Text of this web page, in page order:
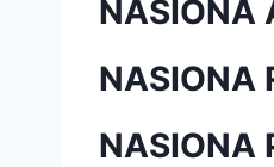
NASIONA
NASIONA
NASIONA